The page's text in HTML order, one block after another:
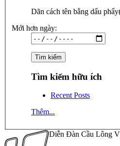
Dãn cách tên bằng dấu
Mới hơn ngày:
Tìm kiếm hữu ích
Recent Posts
Thêm...
Diễn Đàn Cầu Lông